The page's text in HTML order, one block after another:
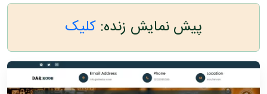
پیش نمایش زنده: کلیک